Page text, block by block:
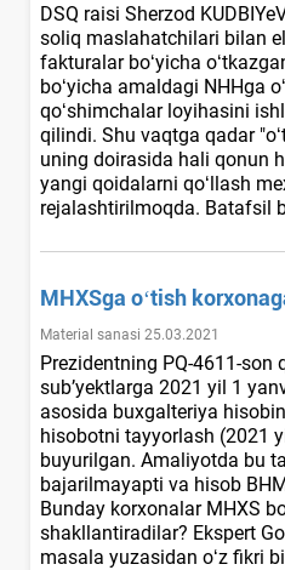
DSQ raisi Sherzod
soliq maslahatchilari bilan
fakturalar boʻyicha
boʻyicha amaldagi NHHga
qoʻshimchalar loyihasini
qilindi. Shu vaqtga qadar
uning doirasida hali qonun
yangi qoidalarni qoʻllash
rejalashtirilmoqda. Batafsil
MHXSga oʻtish
Material sanasi 25.03.2021
Prezidentning PQ-4611-son
sub’yektlarga 2021 yil 1
asosida buхgalteriya
hisobotni tayyorlash (2021
buyurilgan. Amaliyotda bu
bajarilmayapti va hisob
Bunday korхonalar MHXS
shakllantiradilar? Ekspert
masala yuzasidan oʻz fikri